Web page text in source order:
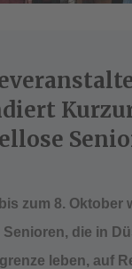
zum 8. Oktober
Senioren, die in
leben, auf